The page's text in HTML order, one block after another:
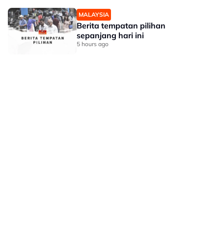
MALAYSIA
Berita tempatan pilihan
sepanjang hari ini
5 hours ago